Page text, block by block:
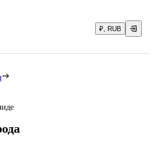
₽, RUB